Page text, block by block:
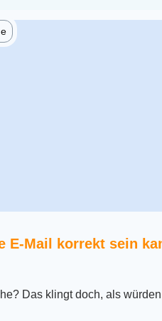
E-Mail korrekt sein
Das klingt doch, als